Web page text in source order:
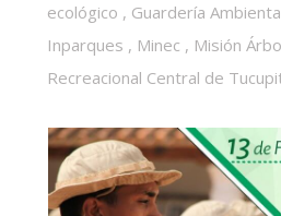
ecológico , Guardería
Inparques , Minec , Misión
Recreacional Central de